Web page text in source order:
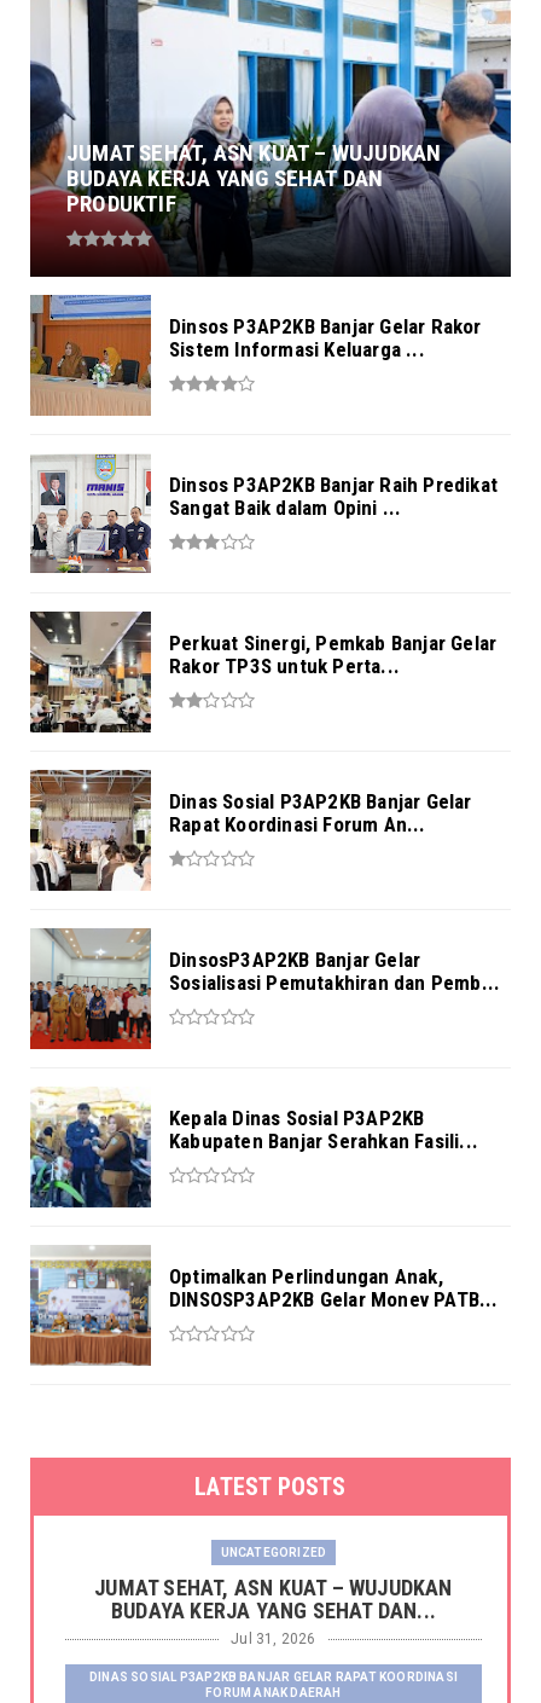
JUMAT SEHAT, ASN KUAT – WUJUDKAN
BUDAYA KERJA YANG SEHAT DAN
PRODUKTIF
Dinsos P3AP2KB Banjar Gelar Rakor
Sistem Informasi Keluarga ...
Dinsos P3AP2KB Banjar Raih Predikat
Sangat Baik dalam Opini ...
Perkuat Sinergi, Pemkab Banjar Gelar
Rakor TP3S untuk Perta...
Dinas Sosial P3AP2KB Banjar Gelar
Rapat Koordinasi Forum An...
DinsosP3AP2KB Banjar Gelar
Sosialisasi Pemutakhiran dan Pemb...
Kepala Dinas Sosial P3AP2KB
Kabupaten Banjar Serahkan Fasili...
Optimalkan Perlindungan Anak,
DINSOSP3AP2KB Gelar Monev PATB...
LATEST POSTS
UNCATEGORIZED
JUMAT SEHAT, ASN KUAT – WUJUDKAN
BUDAYA KERJA YANG SEHAT DAN...
Jul 31, 2026
DINAS SOSIAL P3AP2KB BANJAR GELAR RAPAT KOORDINASI
FORUM ANAK DAERAH